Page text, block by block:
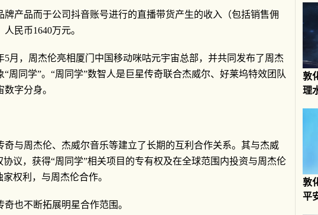
牌产品而于公司抖音账号进行的直播带货产生的收入（包括销售佣
民币1640万元。
5月，周杰伦亮相厦门中国移动咪咕元宇宙总部，并共同发布了周杰
周同学”。“周同学”数智人是巨星传奇联合杰威尔、好莱坞特效团队
字分身。
奇与周杰伦、杰威尔音乐等建立了长期的互利合作关系。其与杰威
协议，获得“周同学”相关项目的专有权及在全球范围内投资与周杰伦
权利，与周杰伦合作。
也不断拓展明星合作范围。
敦
理
敦
平